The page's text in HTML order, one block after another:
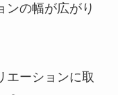
ンの幅が広がり
エーションに取